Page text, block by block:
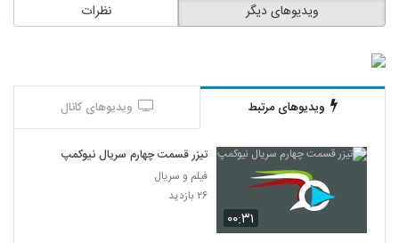
نظرات ویدیوهای دیگر
ویدیوهای مرتبط ویدیوهای کانال
۰۰:۳۱
تیزر قسمت چهارم سریال نیوکمپ
فیلم و سریال
۲۶ بازدید